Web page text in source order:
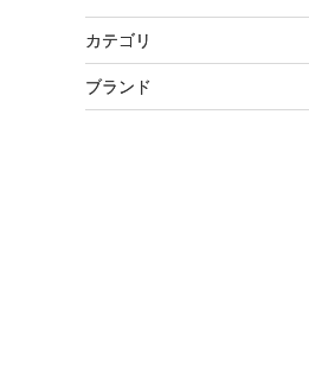
カテゴリ
ブランド